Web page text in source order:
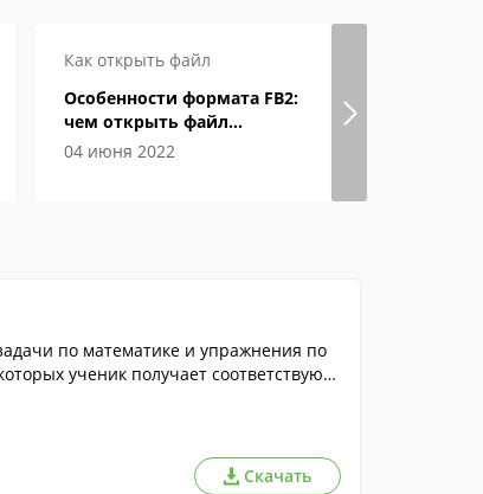
Как открыть файл
Особенности формата FB2:
чем открыть файл
электронной книги
04 июня 2022
по математике и упражнения по
ученик получает соответствующ
Скачать